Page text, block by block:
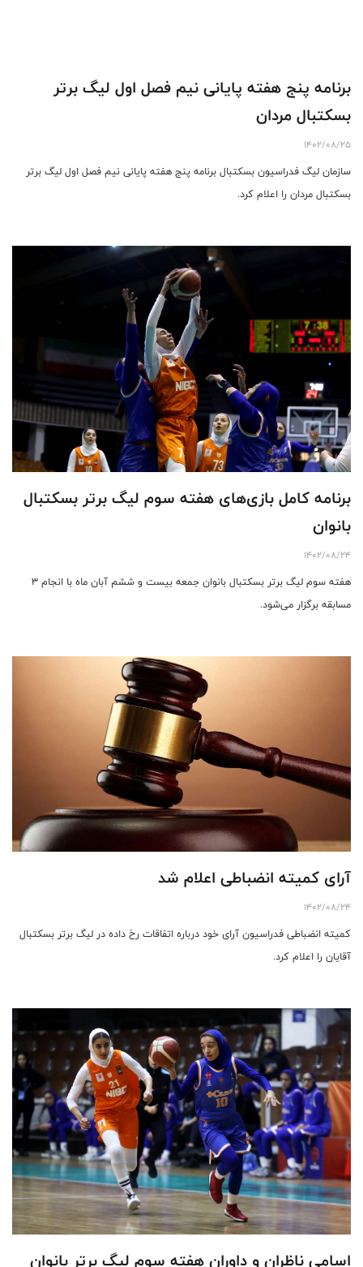
برنامه پنج هفته پایانی نیم فصل اول لیگ برتر
بسکتبال مردان
1402/08/25
سازمان لیگ فدراسیون بسکتبال برنامه پنج هفته پایانی نیم فصل اول لیگ برتر
بسکتبال مردان را اعلام کرد.
برنامه کامل بازی‌های هفته سوم لیگ برتر بسکتبال
بانوان
1402/08/24
هفته سوم لیگ برتر بسکتبال بانوان جمعه بيست و ششم آبان ماه با انجام 3
مسابقه برگزار می‌شود.
آرای کمیته انضباطی اعلام شد
1402/08/24
کمیته انضباطی فدراسیون آرای خود درباره اتفاقات رخ داده در لیگ برتر بسكتبال
آقايان را اعلام کرد.
اسامی ناظران و داوران هفته سوم لیگ برتر بانوان